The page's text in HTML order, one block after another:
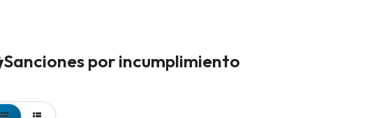
Sanciones por incumplimiento